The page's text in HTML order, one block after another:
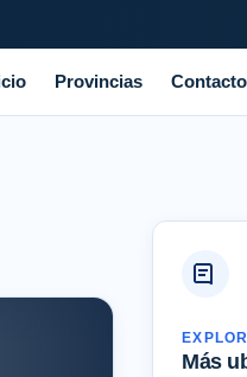
Provincias Contacto
Más